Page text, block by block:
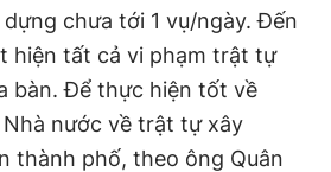
chưa tới 1 vụ/ngày. Đến
hiện tất cả vi phạm trật tự
bàn. Để thực hiện tốt về
nước về trật tự xây
thành phố, theo ông Quân